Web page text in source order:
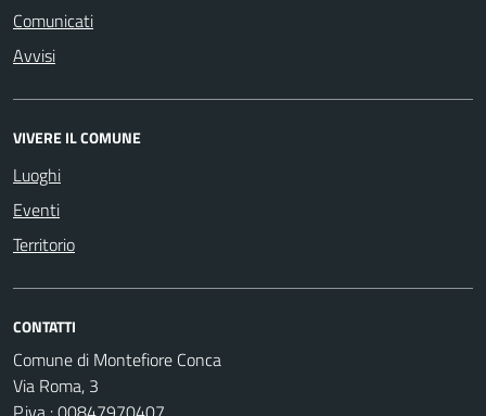
Comunicati
Avvisi
VIVERE IL COMUNE
Luoghi
Eventi
Territorio
CONTATTI
Comune di Montefiore Conca
Via Roma, 3